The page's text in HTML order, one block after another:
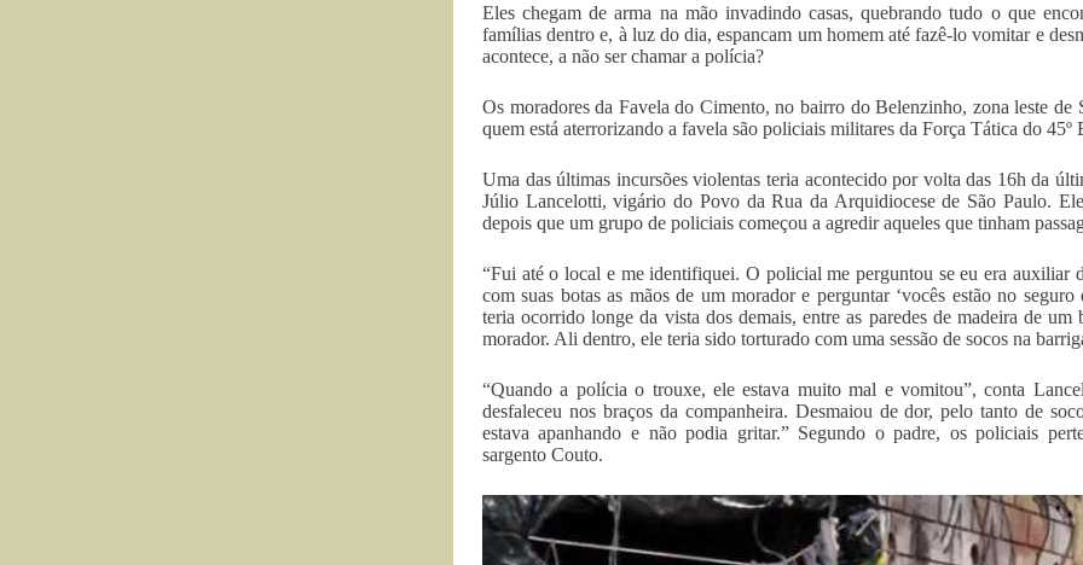
Eles chegam de arma na mão invadindo casas, quebrando tudo o que
famílias dentro e, à luz do dia, espancam um homem até fazê-lo vomitar e
acontece, a não ser chamar a polícia?
Os moradores da Favela do Cimento, no bairro do Belenzinho, zona leste de
quem está aterrorizando a favela são policiais militares da Força Tática do
Uma das últimas incursões violentas teria acontecido por volta das 16h da
Júlio Lancelotti, vigário do Povo da Rua da Arquidiocese de São Paulo.
depois que um grupo de policiais começou a agredir aqueles que tinham
“Fui até o local e me identifiquei. O policial me perguntou se eu era
com suas botas as mãos de um morador e perguntar ‘vocês estão no
teria ocorrido longe da vista dos demais, entre as paredes de madeira de
morador. Ali dentro, ele teria sido torturado com uma sessão de socos na
“Quando a polícia o trouxe, ele estava muito mal e vomitou”, conta
desfaleceu nos braços da companheira. Desmaiou de dor, pelo tanto de
estava apanhando e não podia gritar.” Segundo o padre, os policiais
sargento Couto.